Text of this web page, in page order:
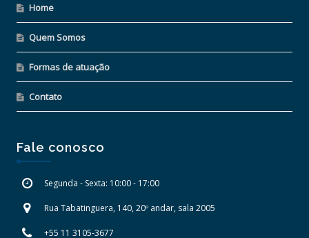
Home
Quem Somos
Formas de atuação
Contato
Fale conosco
Segunda - Sexta: 10:00 - 17:00
Rua Tabatinguera, 140, 20º andar, sala 2005
+55 11 3105-3677